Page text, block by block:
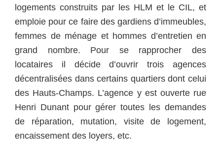
logements construits par les HLM et le CIL, et
emploie pour ce faire des gardiens d’immeubles,
femmes de ménage et hommes d’entretien en
grand nombre. Pour se rapprocher des
locataires il décide d’ouvrir trois agences
décentralisées dans certains quartiers dont celui
des Hauts-Champs. L’agence y est ouverte rue
Henri Dunant pour gérer toutes les demandes
de réparation, mutation, visite de logement,
encaissement des loyers, etc.